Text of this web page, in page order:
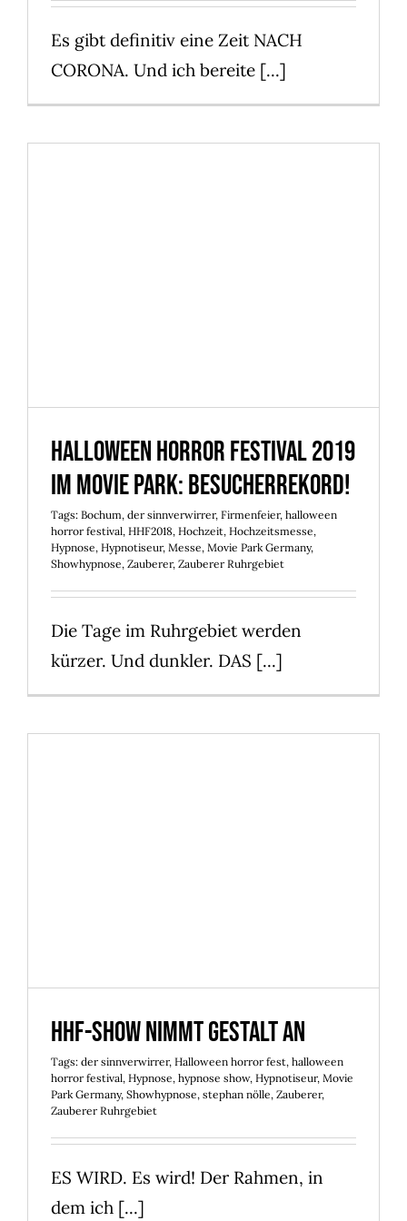
Es gibt definitiv eine Zeit NACH
CORONA. Und ich bereite [...]
Halloween Horror Festival 2019
im Movie Park: Besucherrekord!
Tags: Bochum, der sinnverwirrer, Firmenfeier, halloween
horror festival, HHF2018, Hochzeit, Hochzeitsmesse,
Hypnose, Hypnotiseur, Messe, Movie Park Germany,
Showhypnose, Zauberer, Zauberer Ruhrgebiet
Die Tage im Ruhrgebiet werden
kürzer. Und dunkler. DAS [...]
HHF-Show nimmt Gestalt an
Tags: der sinnverwirrer, Halloween horror fest, halloween
horror festival, Hypnose, hypnose show, Hypnotiseur, Movie
Park Germany, Showhypnose, stephan nölle, Zauberer,
Zauberer Ruhrgebiet
ES WIRD. Es wird! Der Rahmen, in
dem ich [...]